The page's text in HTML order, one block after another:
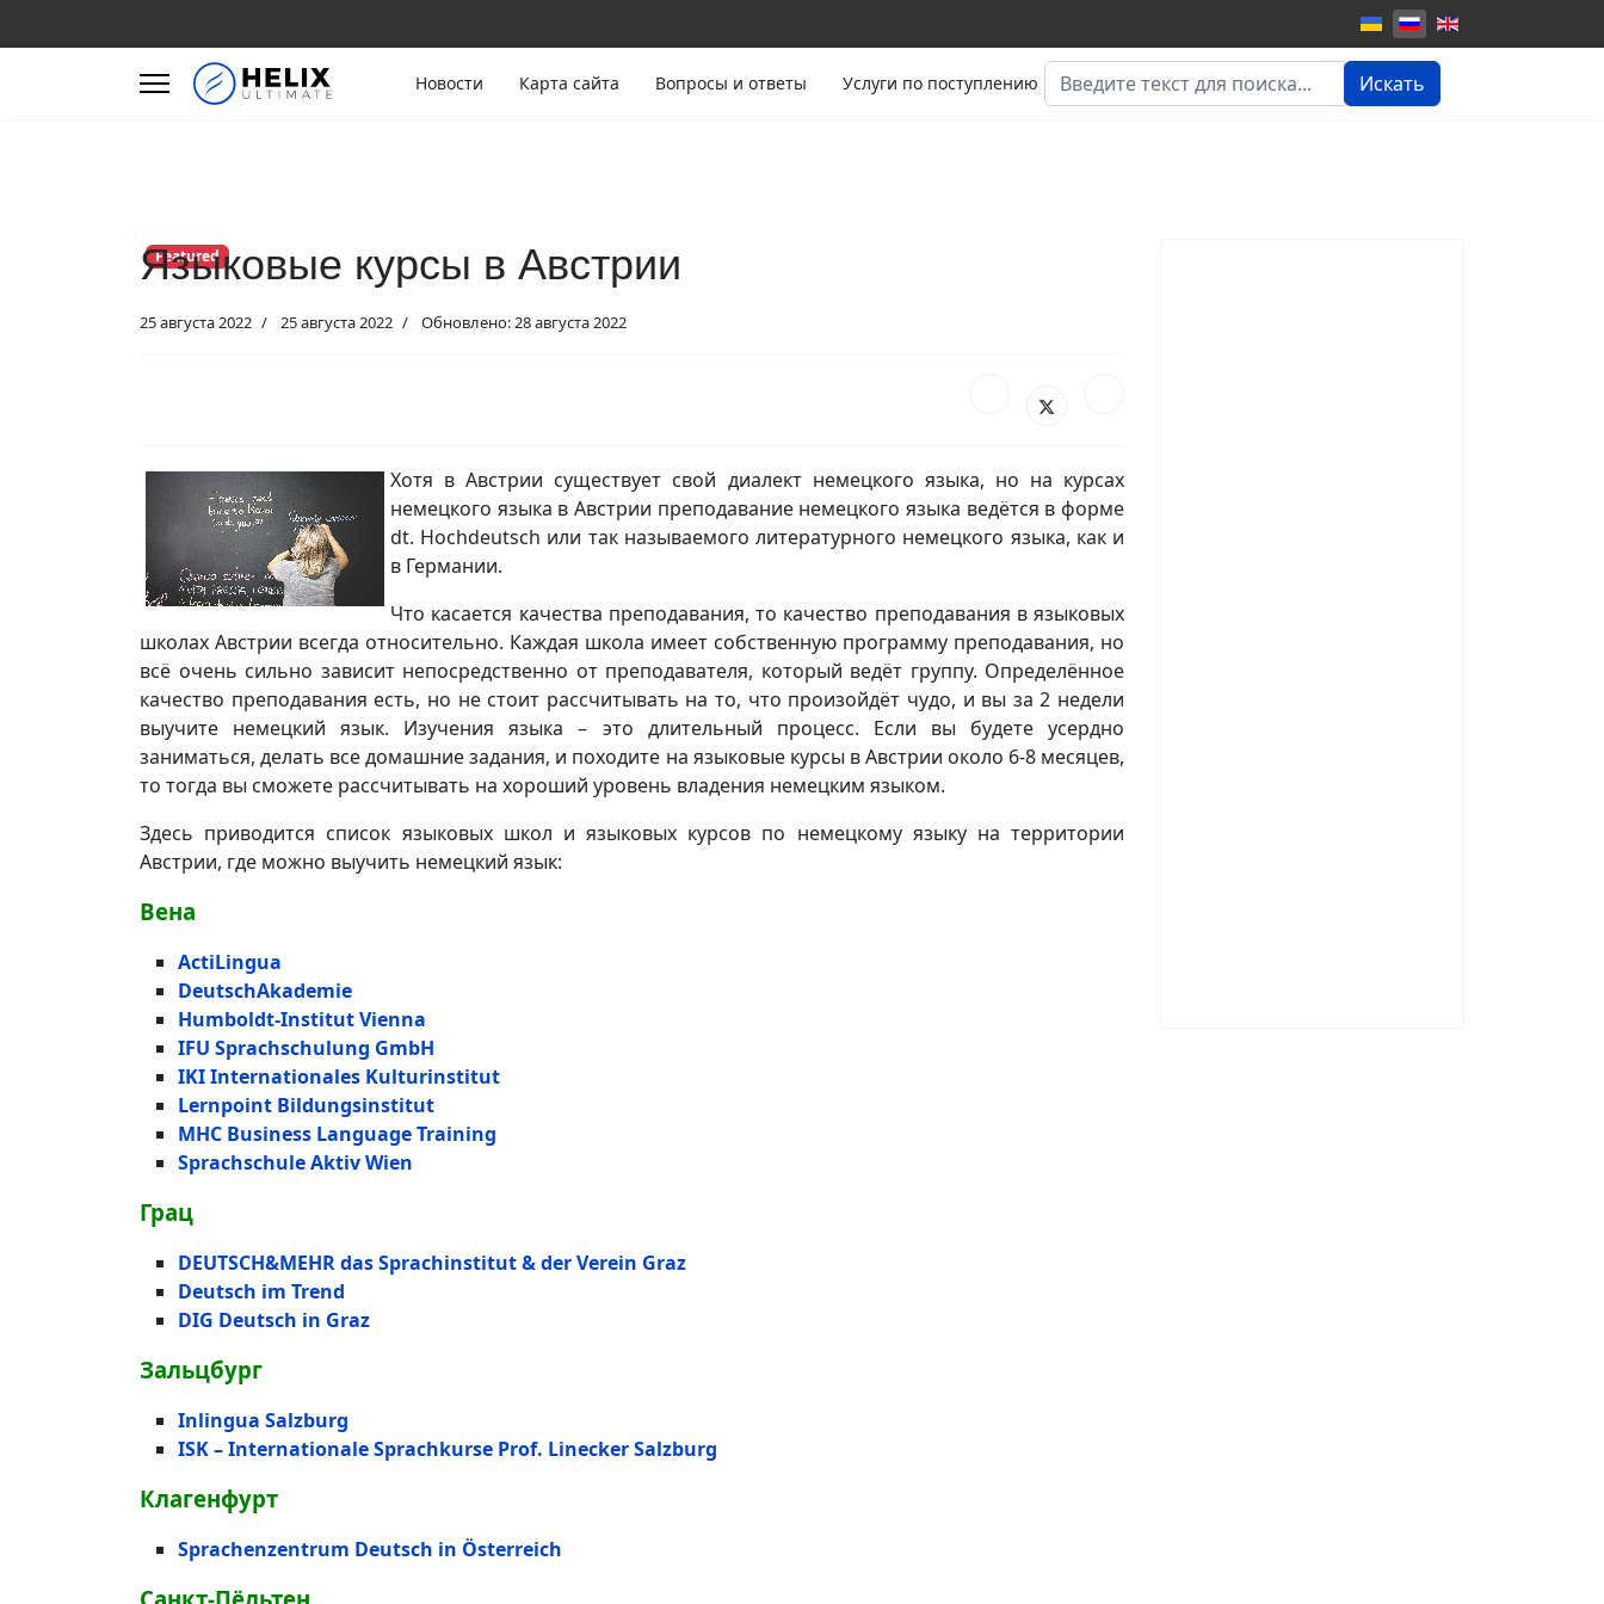
Новости Карта сайта Вопросы и ответы Услуги по поступлению Искать... Искать
Featured
Языковые курсы в Австрии
25 августа 2022 25 августа 2022 Обновлено: 28 августа 2022
Хотя в Австрии существует свой диалект немецкого языка, но на курсах
немецкого языка в Австрии преподавание немецкого языка ведётся в форме
dt. Hochdeutsch или так называемого литературного немецкого языка, как и
в Германии.
Что касается качества преподавания, то качество преподавания в языковых
школах Австрии всегда относительно. Каждая школа имеет собственную программу преподавания, но
всё очень сильно зависит непосредственно от преподавателя, который ведёт группу. Определённое
качество преподавания есть, но не стоит рассчитывать на то, что произойдёт чудо, и вы за 2 недели
выучите немецкий язык. Изучения языка – это длительный процесс. Если вы будете усердно
заниматься, делать все домашние задания, и походите на языковые курсы в Австрии около 6-8 месяцев,
то тогда вы сможете рассчитывать на хороший уровень владения немецким языком.
Здесь приводится список языковых школ и языковых курсов по немецкому языку на территории
Австрии, где можно выучить немецкий язык:
Вена
ActiLingua
DeutschAkademie
Humboldt-Institut Vienna
IFU Sprachschulung GmbH
IKI Internationales Kulturinstitut
Lernpoint Bildungsinstitut
MHC Business Language Training
Sprachschule Aktiv Wien
Грац
DEUTSCH&MEHR das Sprachinstitut & der Verein Graz
Deutsch im Trend
DIG Deutsch in Graz
Зальцбург
Inlingua Salzburg
ISK – Internationale Sprachkurse Prof. Linecker Salzburg
Клагенфурт
Sprachenzentrum Deutsch in Österreich